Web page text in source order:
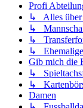
Profi
↳ Alles über
↳
↳
↳
Gib mich die
↳
↳
Damen